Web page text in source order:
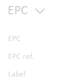
EPC
EPC
EPC ref.
Label